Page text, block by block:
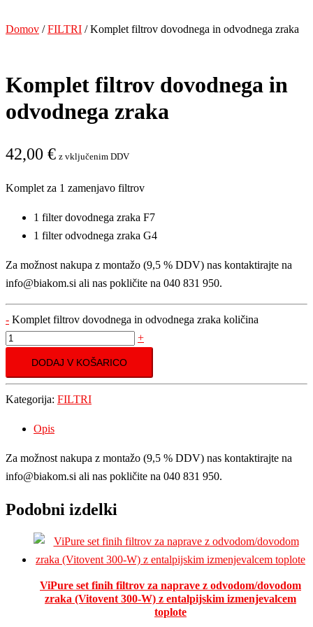
Domov /FILTRI / Komplet filtrov dovodnega in odvodnega zraka
Komplet filtrov dovodnega in
odvodnega zraka
42,00 € z vključenim DDV
Komplet za 1 zamenjavo filtrov
1 filter dovodnega zraka F7
1 filter odvodnega zraka G4
Za možnost nakupa z montažo (9,5 % DDV) nas kontaktirajte na
info@biakom.si ali nas pokličite na 040 831 950.
- Komplet filtrov dovodnega in odvodnega zraka količina
+
DODAJ V KOŠARICO
Kategorija: FILTRI
Opis
Za možnost nakupa z montažo (9,5 % DDV) nas kontaktirajte na
info@biakom.si ali nas pokličite na 040 831 950.
Podobni izdelki
ViPure set finih filtrov za naprave z odvodom/dovodom
zraka (Vitovent 300-W) z entalpijskim izmenjevalcem
toplote